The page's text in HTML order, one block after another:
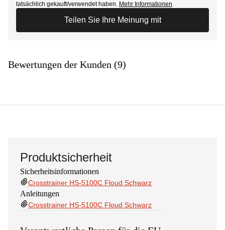
tatsächlich gekauft/verwendet haben. Mehr Informationen
Teilen Sie Ihre Meinung mit
Bewertungen der Kunden (9)
Produktsicherheit
Sicherheitsinformationen
Crosstrainer HS-5100C Floud Schwarz
Anleitungen
Crosstrainer HS-5100C Floud Schwarz